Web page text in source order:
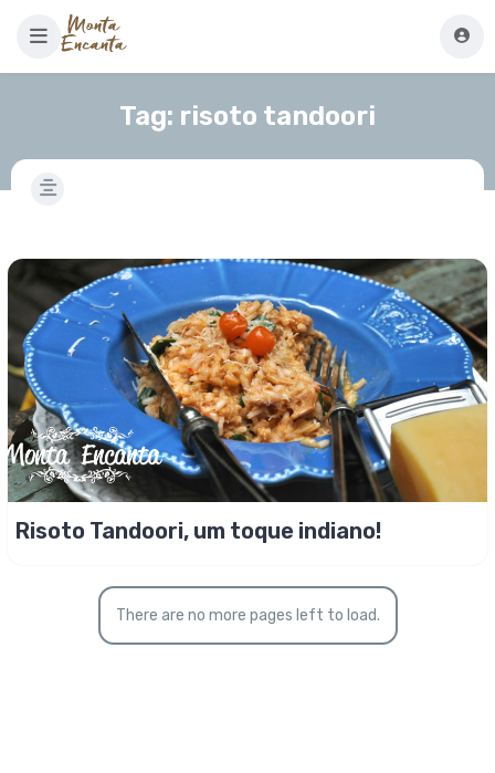
Tag: risoto tandoori
Risoto Tandoori, um toque indiano!
There are no more pages left to load.